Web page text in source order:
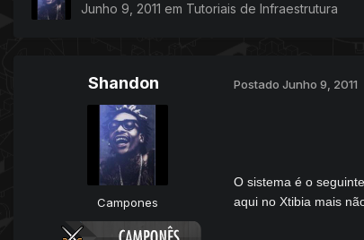
Junho 9, 2011 em Tutoriais de Infraestrutura
Shandon
Campones
Postado Junho 9, 2011
O sistema é o
aqui no Xtibia mais